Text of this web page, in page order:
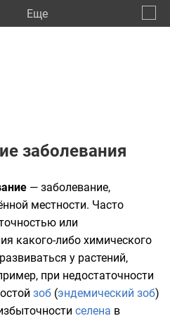
Eще
заболевания
— заболевание,
местности. Часто
или
какого-либо химического
у растений,
при недостаточности
зоб (эндемический зоб)
селена в